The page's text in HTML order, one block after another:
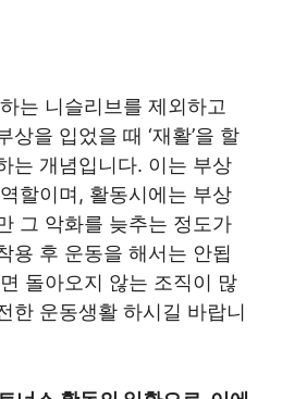
는 니슬리브를 제외하고
상을 입었을 때 ‘재활’을 할
는 개념입니다. 이는 부상
할이며, 활동시에는 부상
그 악화를 늦추는 정도가
용 후 운동을 해서는 안됩
돌아오지 않는 조직이 많
한 운동생활 하시길 바랍니